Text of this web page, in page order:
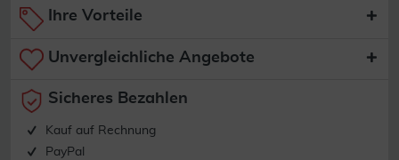
Ihre Vorteile
Unvergleichliche Angebote
Sicheres Bezahlen
Kauf auf Rechnung
PayPal